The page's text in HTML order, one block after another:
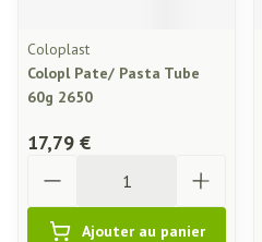
Coloplast
Colopl Pate/ Pasta Tube
60g 2650
17,79 €
Ajouter au panier